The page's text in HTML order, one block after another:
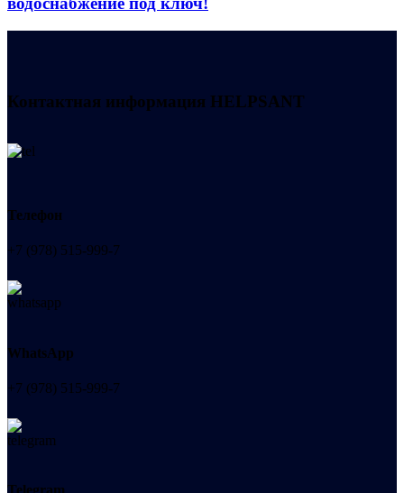
Контактная информация HELPSANT
Телефон
+7 (978) 515-999-7
WhatsApp
+7 (978) 515-999-7